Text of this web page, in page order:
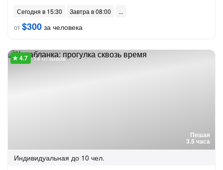
Сегодня в 15:30
Завтра в 08:00
от$300 за человека
Пешая
3.5 часа
14 отзывов
Индивидуальная до 10 чел.